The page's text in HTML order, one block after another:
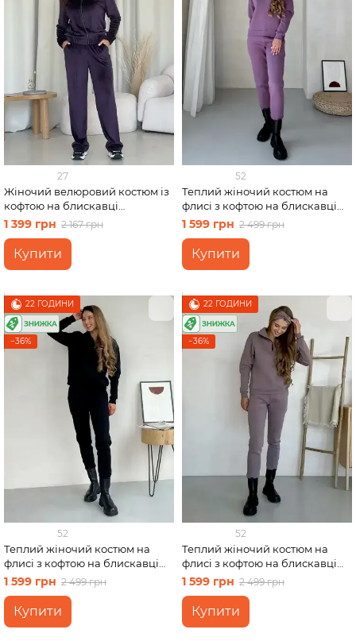
27
Жіночий велюровий костюм із
кофтою на блискавці
фіолетовий Merlini Варна
100001265 розмір 42-44 (S-M)
1 399 грн 2 167 грн
Купити
52
Теплий жіночий костюм на
флисі з кофтою на блискавці
фіолетовий Merlini Анже
100001085, розмір 42-44 (S-M)
1 599 грн 2 499 грн
Купити
22 ГОДИНИ
−36%
52
Теплий жіночий костюм на
флисі з кофтою на блискавці
чорний Merlini Анже
100001081, розмір 42-44 (S-M)
1 599 грн 2 499 грн
Купити
22 ГОДИНИ
−36%
52
Теплий жіночий костюм на
флисі з кофтою на блискавці
бежевий Merlini Анже
100001086, розмір 42-44 (S-M)
1 599 грн 2 499 грн
Купити